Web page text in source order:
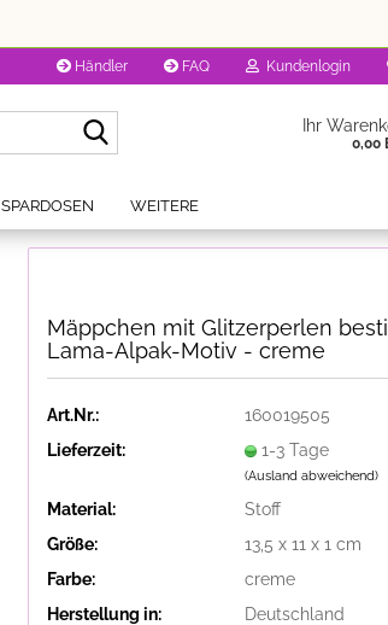
Händler FAQ Kundenlogin
Ihr
0,00
SPARDOSEN WEITERE
Mäppchen mit Glitzerperlen
Lama-Alpak-Motiv - creme
Art.Nr.:
160019505
Lieferzeit:
1-3 Tage
(Ausland abweichend)
Material:
Stoff
Größe:
13,5 x 11 x 1 cm
Farbe:
creme
Herstellung in:
Deutschland